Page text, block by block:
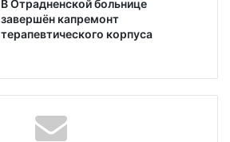
В Отрадненской больнице
завершён капремонт
терапевтического корпуса